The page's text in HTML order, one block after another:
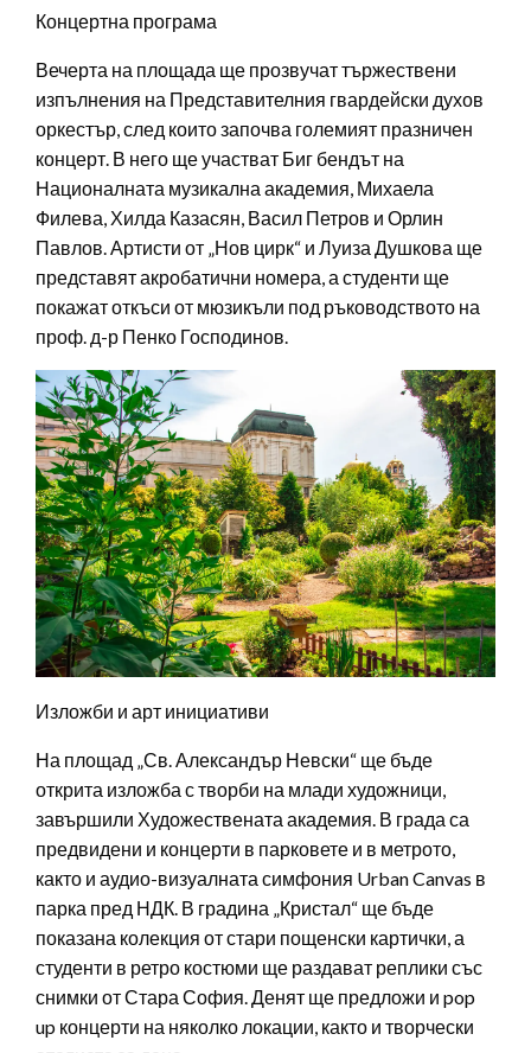
Концертна програма
Вечерта на площада ще прозвучат тържествени
изпълнения на Представителния гвардейски духов
оркестър, след които започва големият празничен
концерт. В него ще участват Биг бендът на
Националната музикална академия, Михаела
Филева, Хилда Казасян, Васил Петров и Орлин
Павлов. Артисти от „Нов цирк“ и Луиза Душкова ще
представят акробатични номера, а студенти ще
покажат откъси от мюзикъли под ръководството на
проф. д-р Пенко Господинов.
Изложби и арт инициативи
На площад „Св. Александър Невски“ ще бъде
открита изложба с творби на млади художници,
завършили Художествената академия. В града са
предвидени и концерти в парковете и в метрото,
както и аудио-визуалната симфония Urban Canvas в
парка пред НДК. В градина „Кристал“ ще бъде
показана колекция от стари пощенски картички, а
студенти в ретро костюми ще раздават реплики със
снимки от Стара София. Денят ще предложи и pop
up концерти на няколко локации, както и творчески